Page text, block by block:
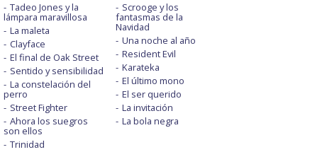
Tadeo Jones y la
lámpara maravillosa
La maleta
Clayface
El final de Oak Street
Sentido y sensibilidad
La constelación del
perro
Street Fighter
Ahora los suegros
son ellos
Trinidad
Scrooge y los
fantasmas de la
Navidad
Una noche al año
Resident Evil
Karateka
El último mono
El ser querido
La invitación
La bola negra